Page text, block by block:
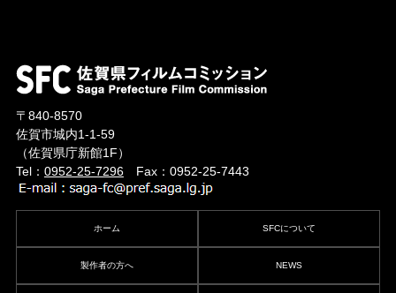
〒840-8570
佐賀市城内1-1-59
（佐賀県庁新館1F）
Tel： 0952-25-7296Fax：0952-25-7443
ホーム SFCについて
製作者の方へ NEWS